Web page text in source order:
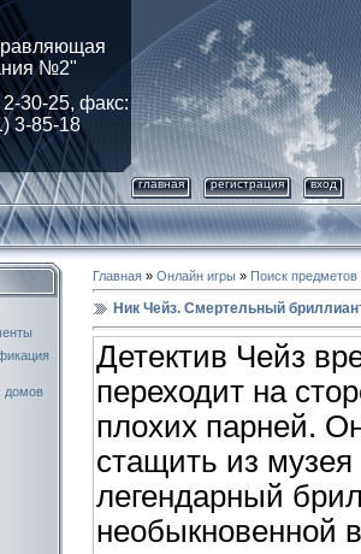
№2"
30-25, факс:
3-85-18
главная регистрация вход
домов
Главная » Онлайн игры » Поиск предметов
Ник Чейз. Смертельный
Детектив Чейз
переходит на
плохих парней.
стащить из музея
легендарный
необыкновенной